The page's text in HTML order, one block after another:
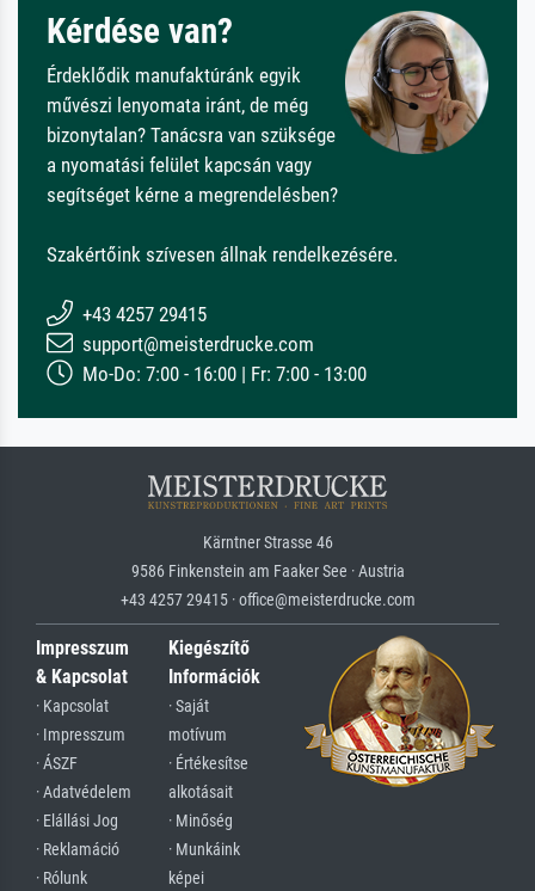
Kérdése van?
Érdeklődik manufaktúránk egyik
művészi lenyomata iránt, de még
bizonytalan? Tanácsra van szüksége
a nyomatási felület kapcsán vagy
segítséget kérne a megrendelésben?
Szakértőink szívesen állnak rendelkezésére.
+43 4257 29415
support@meisterdrucke.com
Mo-Do: 7:00 - 16:00 | Fr: 7:00 - 13:00
Kärntner Strasse 46
9586 Finkenstein am Faaker See · Austria
+43 4257 29415 · office@meisterdrucke.com
Impresszum
& Kapcsolat
· Kapcsolat
· Impresszum
· ÁSZF
· Adatvédelem
· Elállási Jog
· Reklamáció
· Rólunk
Kiegészítő
Információk
· Saját
motívum
· Értékesítse
alkotásait
· Minőség
· Munkáink
képei